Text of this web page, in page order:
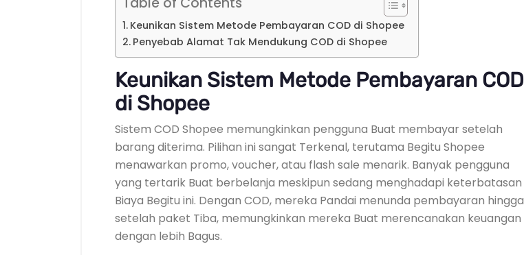
Keunikan Sistem Metode Pembayaran COD di Shopee
Penyebab Alamat Tak Mendukung COD di Shopee
Keunikan Sistem Metode Pembayaran COD
di Shopee
Sistem COD Shopee memungkinkan pengguna Buat membayar setelah
barang diterima. Pilihan ini sangat Terkenal, terutama Begitu Shopee
menawarkan promo, voucher, atau flash sale menarik. Banyak pengguna
yang tertarik Buat berbelanja meskipun sedang menghadapi keterbatasan
Biaya Begitu ini. Dengan COD, mereka Pandai menunda pembayaran hingga
setelah paket Tiba, memungkinkan mereka Buat merencanakan keuangan
dengan lebih Bagus.